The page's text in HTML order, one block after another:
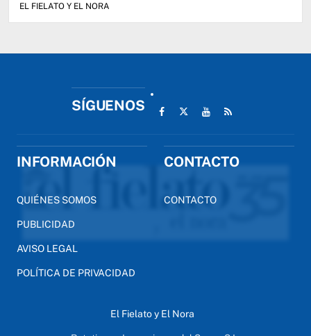
EL FIELATO Y EL NORA
SÍGUENOS
INFORMACIÓN
QUIÉNES SOMOS
PUBLICIDAD
AVISO LEGAL
POLÍTICA DE PRIVACIDAD
CONTACTO
CONTACTO
El Fielato y El Nora